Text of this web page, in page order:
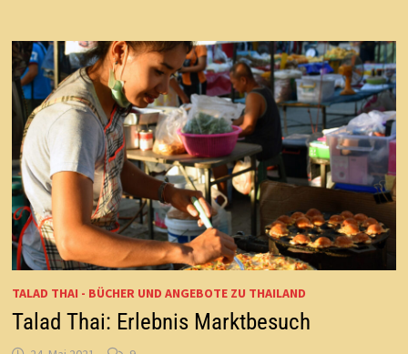
TALAD THAI - BÜCHER UND ANGEBOTE ZU THAILAND
Talad Thai: Erlebnis Marktbesuch